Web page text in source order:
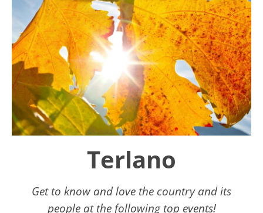
Terlano
Get to know and love the country and its
people at the following top events!